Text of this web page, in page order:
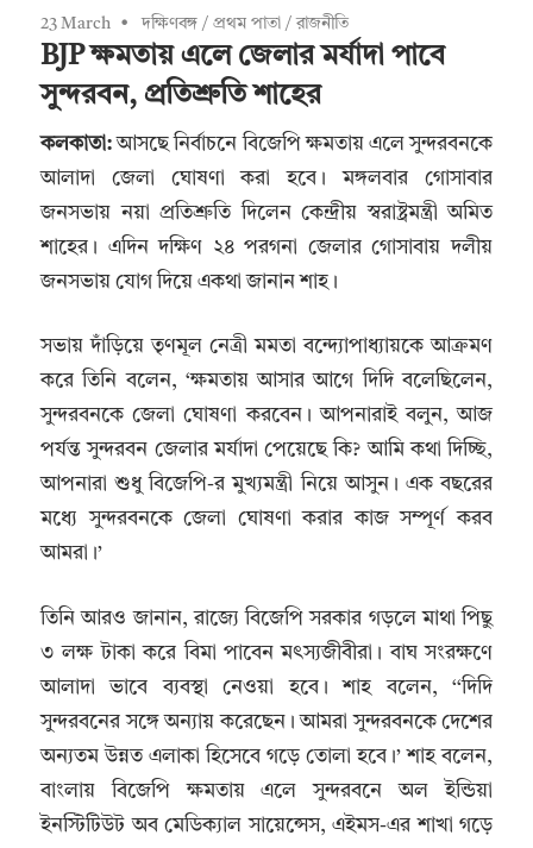
23 March দক্ষিণবঙ্গ / প্রথম পাতা /রাজনীতি
BJP ক্ষমতায় এলে জেলার মর্যাদা পাবে
সুন্দরবন, প্রতিশ্রুতি শাহের
কলকাতা:আসছে নির্বাচনে বিজেপি ক্ষমতায় এলে সুন্দরবনকে
আলাদা জেলা ঘোষণা করা হবে। মঙ্গলবার গোসাবার
জনসভায় নয়া প্রতিশ্রুতি দিলেন কেন্দ্রীয় স্বরাষ্ট্রমন্ত্রী অমিত
শাহের। এদিন দক্ষিণ ২৪ পরগনা জেলার গোসাবায় দলীয়
জনসভায় যোগ দিয়ে একথা জানান শাহ।
সভায় দাঁড়িয়ে তৃণমূল নেত্রী মমতা বন্দ্যোপাধ্যায়কে আক্রমণ
করে তিনি বলেন, ‘ক্ষমতায় আসার আগে দিদি বলেছিলেন,
সুন্দরবনকে জেলা ঘোষণা করবেন। আপনারাই বলুন, আজ
পর্যন্ত সুন্দরবন জেলার মর্যাদা পেয়েছে কি? আমি কথা দিচ্ছি,
আপনারা শুধু বিজেপি-র মুখ্যমন্ত্রী নিয়ে আসুন। এক বছরের
মধ্যে সুন্দরবনকে জেলা ঘোষণা করার কাজ সম্পূর্ণ করব
আমরা।’
তিনি আরও জানান, রাজ্যে বিজেপি সরকার গড়লে মাথা পিছু
৩ লক্ষ টাকা করে বিমা পাবেন মৎস্যজীবীরা। বাঘ সংরক্ষণে
আলাদা ভাবে ব্যবস্থা নেওয়া হবে। শাহ বলেন, ‘‘দিদি
সুন্দরবনের সঙ্গে অন্যায় করেছেন। আমরা সুন্দরবনকে দেশের
অন্যতম উন্নত এলাকা হিসেবে গড়ে তোলা হবে।’ শাহ বলেন,
বাংলায় বিজেপি ক্ষমতায় এলে সুন্দরবনে অল ইন্ডিয়া
ইনস্টিটিউট অব মেডিক্যাল সায়েন্সেস, এইমস-এর শাখা গড়ে